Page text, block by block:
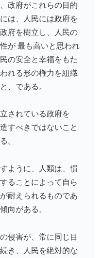
政府がこれらの目的
は、人民には政府を
府を樹立し、人民の
が 最も高いと思われ
の安全と幸福をもた
れる形の権力を組織
、である。
されている政府を
すべきではないこと
。
ように、人類は、慣
ることによって自ら
耐えられるものであ
向がある。
侵害が、常に同じ目
き、人民を絶対的な